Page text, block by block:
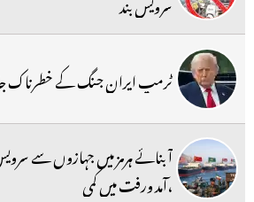
ٹرمپ ایران جنگ کے خطرناک
آبنائے ہرمز میں جہازوں سے
،آمد ورفت میں کمی